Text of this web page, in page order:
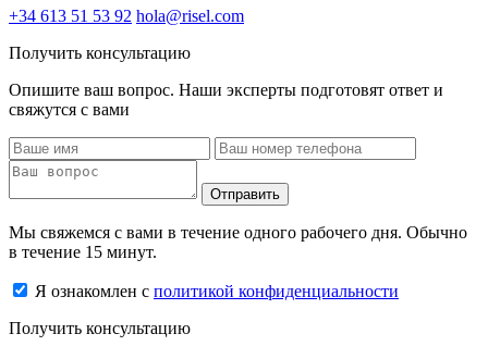
+34 613 51 53 92 hola@risel.com
Получить консультацию
Опишите ваш вопрос. Наши эксперты подготовят ответ и
свяжутся с вами
Отправить
Мы свяжемся с вами в течение одного рабочего дня. Обычно
в течение 15 минут.
Я ознакомлен с политикой конфиденциальности
Получить консультацию